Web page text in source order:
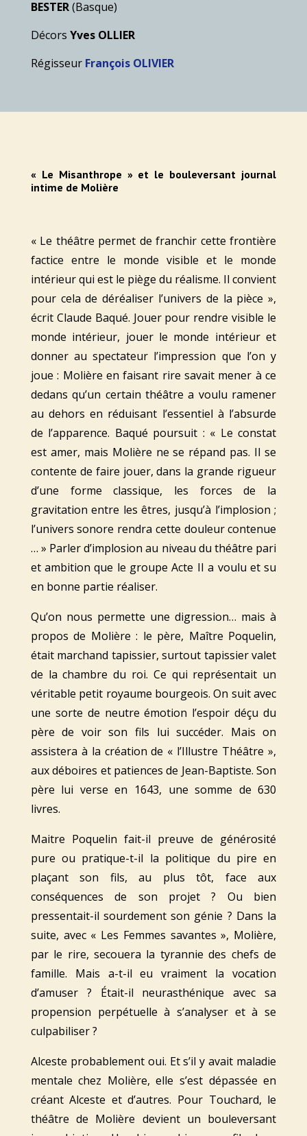
BESTER(Basque)
Décors Yves OLLIER
Régisseur François OLIVIER
« Le Misanthrope » et le bouleversant journal
intime de Molière
« Le théâtre permet de franchir cette frontière
factice entre le monde visible et le monde
intérieur qui est le piège du réalisme. Il convient
pour cela de déréaliser l’univers de la pièce »,
écrit Claude Baqué. Jouer pour rendre visible le
monde intérieur, jouer le monde intérieur et
donner au spectateur l’impression que l’on y
joue : Molière en faisant rire savait mener à ce
dedans qu’un certain théâtre a voulu ramener
au dehors en réduisant l’essentiel à l’absurde
de l’apparence. Baqué poursuit : « Le constat
est amer, mais Molière ne se répand pas. Il se
contente de faire jouer, dans la grande rigueur
d’une forme classique, les forces de la
gravitation entre les êtres, jusqu’à l’implosion ;
l’univers sonore rendra cette douleur contenue
… » Parler d’implosion au niveau du théâtre pari
et ambition que le groupe Acte II a voulu et su
en bonne partie réaliser.
Qu’on nous permette une digression… mais à
propos de Molière : le père, Maître Poquelin,
était marchand tapissier, surtout tapissier valet
de la chambre du roi. Ce qui représentait un
véritable petit royaume bourgeois. On suit avec
une sorte de neutre émotion l’espoir déçu du
père de voir son fils lui succéder. Mais on
assistera à la création de « l’Illustre Théâtre »,
aux déboires et patiences de Jean-Baptiste. Son
père lui verse en 1643, une somme de 630
livres.
Maitre Poquelin fait-il preuve de générosité
pure ou pratique-t-il la politique du pire en
plaçant son fils, au plus tôt, face aux
conséquences de son projet ? Ou bien
pressentait-il sourdement son génie ? Dans la
suite, avec « Les Femmes savantes », Molière,
par le rire, secouera la tyrannie des chefs de
famille. Mais a-t-il eu vraiment la vocation
d’amuser ? Était-il neurasthénique avec sa
propension perpétuelle à s’analyser et à se
culpabiliser ?
Alceste probablement oui. Et s’il y avait maladie
mentale chez Molière, elle s’est dépassée en
créant Alceste et d’autres. Pour Touchard, le
théâtre de Molière devient un bouleversant